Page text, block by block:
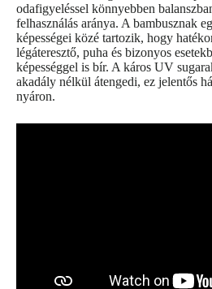
odafigyeléssel könnyebben
felhasználás aránya. A bambusznak
képességei közé tartozik, hogy
légáteresztő, puha és bizonyos
képességgel is bír. A káros UV
akadály nélkül átengedi, ez jelentős
nyáron.